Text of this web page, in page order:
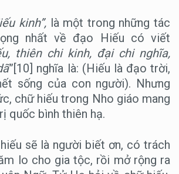
kinh”,là một trong những tác
nhất về đạo Hiếu có viết
thiên chi kinh, đại chi nghĩa,
”[10] nghĩa là: (Hiếu là đạo trời,
sống của con người). Nhưng
chữ hiếu trong Nho giáo mang
quốc bình thiên hạ.
sẽ là người biết ơn, có trách
lo cho gia tộc, rồi mở rộng ra